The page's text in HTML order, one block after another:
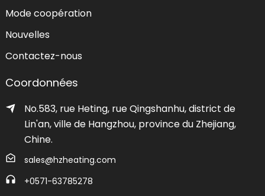
Mode coopération
Nouvelles
Contactez-nous
Coordonnées
No.583, rue Heting, rue Qingshanhu, district de
Lin'an, ville de Hangzhou, province du Zhejiang,
Chine.
sales@hzheating.com
+0571-63785278